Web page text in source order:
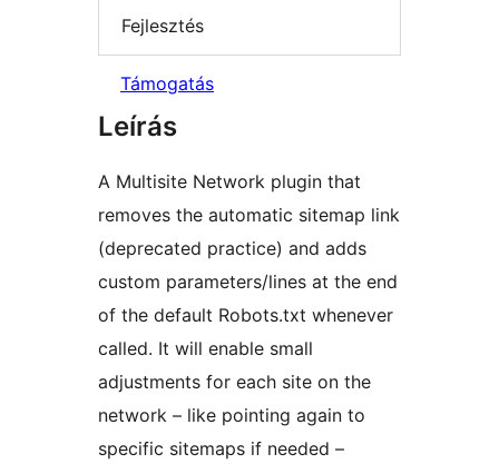
Fejlesztés
Támogatás
Leírás
A Multisite Network plugin that
removes the automatic sitemap link
(deprecated practice) and adds
custom parameters/lines at the end
of the default Robots.txt whenever
called. It will enable small
adjustments for each site on the
network – like pointing again to
specific sitemaps if needed –